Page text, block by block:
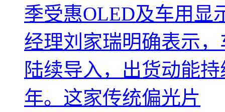
季受惠OLED及车用显
经理刘家瑞明确表示
陆续导入，出货动能
年。这家传统偏光片